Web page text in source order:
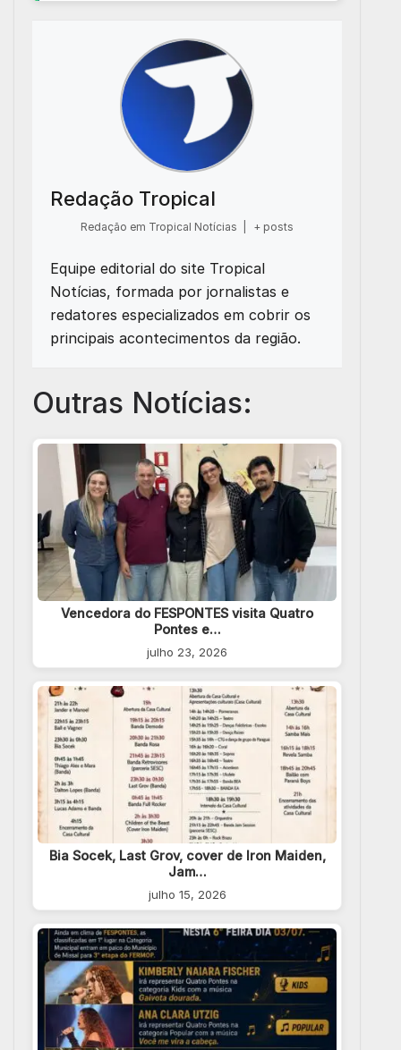
Redação Tropical
Redação em Tropical Notícias + posts
Equipe editorial do site Tropical
Notícias, formada por jornalistas e
redatores especializados em cobrir os
principais acontecimentos da região.
Outras Notícias:
Vencedora do FESPONTES visita Quatro
Pontes e…
julho 23, 2026
Bia Socek, Last Grov, cover de Iron Maiden,
Jam…
julho 15, 2026